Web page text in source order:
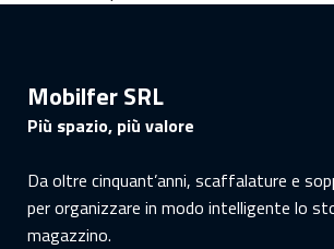
Mobilfer SRL
Più spazio, più valore
Da oltre cinquant’anni, scaffalature e
per organizzare in modo intelligente lo
magazzino.